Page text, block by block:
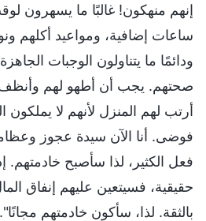
إنهم منهكون! غالبًا ما يسهرون
ساعات إضافية، ومواعيد أكلهم
ودائمًا ما يتناولون الوجبات
صحتهم. يجب أن أطهو لهم
أرتب لهم المنزل لأنهم لا
فوضى. أنا الآن سيدة عجوز
فعل الكثير، لذا سأصبح خادمتهم.
حقيقية، فسيتعين عليهم إنفاق
بالثقة. لذا، سأكون خادمتهم